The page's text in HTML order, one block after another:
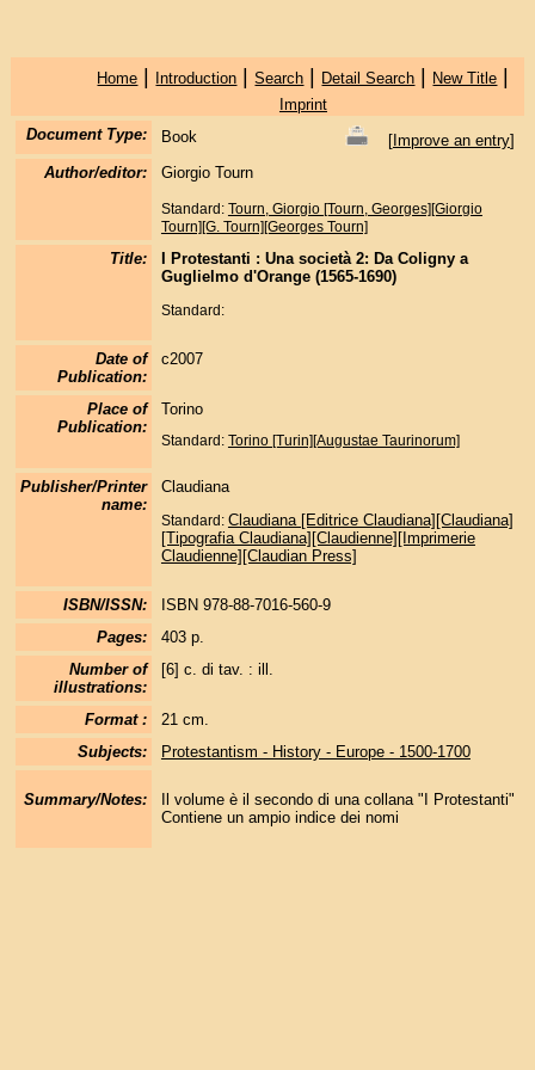
Home | Introduction |Search | Detail Search | New Title |
Imprint
Document Type:
Book [Improve an entry]
Author/editor:
Giorgio Tourn
Standard: Tourn, Giorgio [Tourn, Georges][Giorgio
Tourn][G. Tourn][Georges Tourn]
Title:
I Protestanti : Una società 2: Da Coligny a
Guglielmo d'Orange (1565-1690)
Standard:
Date of
Publication:
c2007
Place of
Publication:
Torino
Standard: Torino [Turin][Augustae Taurinorum]
Publisher/Printer
name:
Claudiana
Standard: Claudiana [Editrice Claudiana][Claudiana]
[Tipografia Claudiana][Claudienne][Imprimerie
Claudienne][Claudian Press]
ISBN/ISSN:
ISBN 978-88-7016-560-9
Pages:
403 p.
Number of
illustrations:
[6] c. di tav. : ill.
Format :
21 cm.
Subjects:
Protestantism - History - Europe - 1500-1700
Summary/Notes:
Il volume è il secondo di una collana "I Protestanti"
Contiene un ampio indice dei nomi